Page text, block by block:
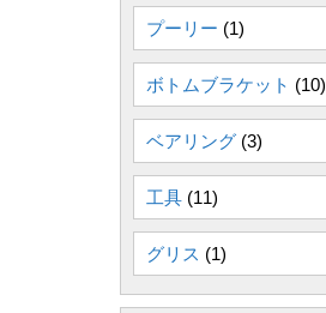
プーリー (1)
ボトムブラケット (10)
ベアリング (3)
工具 (11)
グリス (1)